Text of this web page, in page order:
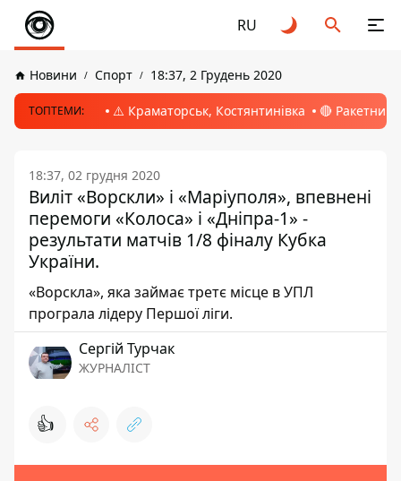
RU
Новини Спорт 18:37, 2 Грудень 2020
ТОПТЕМИ: ⚠️ Краматорськ, Костянтинівка 🔴 Ракетний
18:37, 02 грудня 2020
Виліт «Ворскли» і «Маріуполя», впевнені
перемоги «Колоса» і «Дніпра-1» -
результати матчів 1/8 фіналу Кубка
України.
«Ворскла», яка займає третє місце в УПЛ
програла лідеру Першої ліги.
Сергій Турчак
ЖУРНАЛІСТ
👍